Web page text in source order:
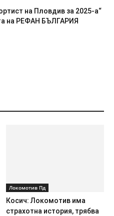
на Пловдив за 2025-а“
на РЕФАН БЪЛГАРИЯ
Локомотив Пд
Косич: Локомотив има
страхотна история, трябва